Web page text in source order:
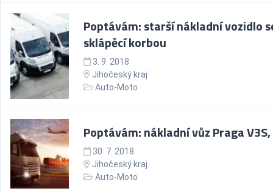
Poptávám: starší nákladní vozidlo
sklápěcí korbou
3. 9. 2018
Jihočeský kraj
Auto-Moto
Poptávám: nákladní vůz Praga
30. 7. 2018
Jihočeský kraj
Auto-Moto